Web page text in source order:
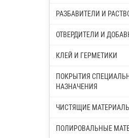
РАЗБАВИТЕЛИ И
ОТВЕРДИТЕЛИ И
КЛЕЙ И ГЕРМЕТИКИ
ПОКРЫТИЯ
НАЗНАЧЕНИЯ
ЧИСТЯЩИЕ МАТЕРИАЛЫ
ПОЛИРОВАЛЬНЫЕ